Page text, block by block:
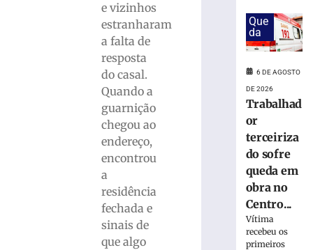
e vizinhos
estranharam
a falta de
resposta
do casal.
Quando a
guarnição
chegou ao
endereço,
encontrou
a
residência
fechada e
sinais de
que algo
ônibus
invadir
restaurante
margens
Papanduva
Que
da
6 DE AGOSTO
DE 2026
Trabalhad
or
terceiriza
do sofre
queda em
obra no
Centro...
Vítima
recebeu os
primeiros